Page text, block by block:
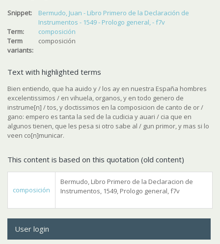
Snippet:
Bermudo, Juan - Libro Primero de la Declaración de
Instrumentos - 1549 - Prologo general, - f7v
Term:
composición
Term
variants:
composición
Text with highlighted terms
Bien entiendo, que ha auido y / los ay en nuestra España hombres
excelentissimos / en vihuela, organos, y en todo genero de
instrume[n] / tos, y doctissimos en la composicion de canto de or /
gano: empero es tanta la sed de la cudicia y auari / cia que en
algunos tienen, que les pesa si otro sabe al / gun primor, y mas si lo
veen co[n]municar.
This content is based on this quotation (old content)
composición
Bermudo, Libro Primero de la Declaracion de
Instrumentos, 1549, Prologo general, f7v
User login